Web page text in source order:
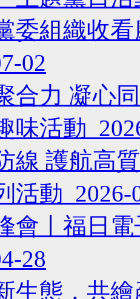
委組織收
02
合力 凝心
味活動
線 護航高
活動 2026-
會丨福日
28
生態，共